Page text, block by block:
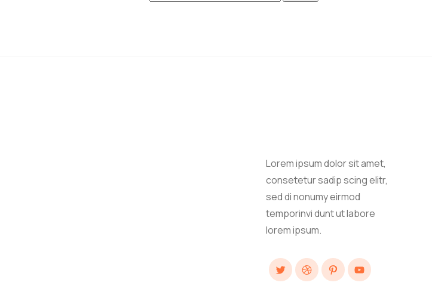
Lorem ipsum dolor sit amet,
consetetur sadip scing elitr,
sed di nonumy eirmod
temporinvi dunt ut labore
lorem ipsum.
TwitterDribbblePinterestYouTube